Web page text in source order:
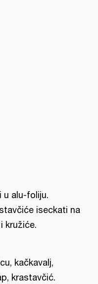
u alu-foliju.
iseckati na
kružiće.
kačkavalj,
krastavčić.